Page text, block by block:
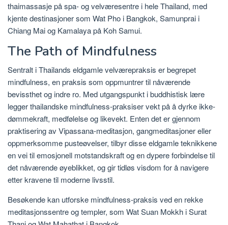
thaimassasje på spa- og velværesentre i hele Thailand, med
kjente destinasjoner som Wat Pho i Bangkok, Samunprai i
Chiang Mai og Kamalaya på Koh Samui.
The Path of Mindfulness
Sentralt i Thailands eldgamle velværepraksis er begrepet
mindfulness, en praksis som oppmuntrer til nåværende
bevissthet og indre ro. Med utgangspunkt i buddhistisk lære
legger thailandske mindfulness-praksiser vekt på å dyrke ikke-
dømmekraft, medfølelse og likevekt. Enten det er gjennom
praktisering av Vipassana-meditasjon, gangmeditasjoner eller
oppmerksomme pusteøvelser, tilbyr disse eldgamle teknikkene
en vei til emosjonell motstandskraft og en dypere forbindelse til
det nåværende øyeblikket, og gir tidløs visdom for å navigere
etter kravene til moderne livsstil.
Besøkende kan utforske mindfulness-praksis ved en rekke
meditasjonssentre og templer, som Wat Suan Mokkh i Surat